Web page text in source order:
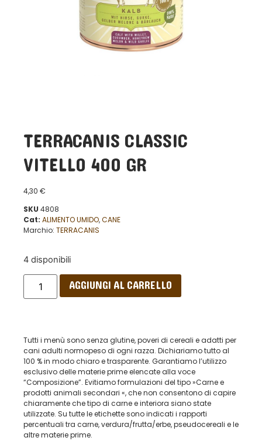
TERRACANIS CLASSIC
VITELLO 400 GR
4,30 €
SKU 4808
Cat: ALIMENTO UMIDO,CANE
Marchio: TERRACANIS
4 disponibili
AGGIUNGI AL CARRELLO
Tutti i menù sono senza glutine, poveri di cereali e adatti per
cani adulti normopeso di ogni razza. Dichiariamo tutto al
100 % in modo chiaro e trasparente. Garantiamo l’utilizzo
esclusivo delle materie prime elencate alla voce
“Composizione”. Evitiamo formulazioni del tipo »Carne e
prodotti animali secondari «, che non consentono di capire
chiaramente che tipo di carne e interiora siano state
utilizzate. Su tutte le etichette sono indicati i rapporti
percentuali tra carne, verdura/frutta/erbe, pseudocereali e le
altre materie prime.